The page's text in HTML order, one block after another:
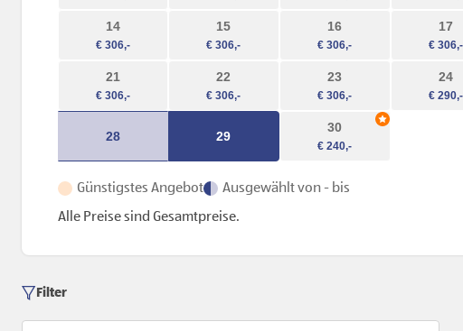
14 15 16 17
21 22 23 24
28 29
30
Günstigstes Angebot
Ausgewählt von - bis
Alle Preise sind Gesamtpreise.
Filter